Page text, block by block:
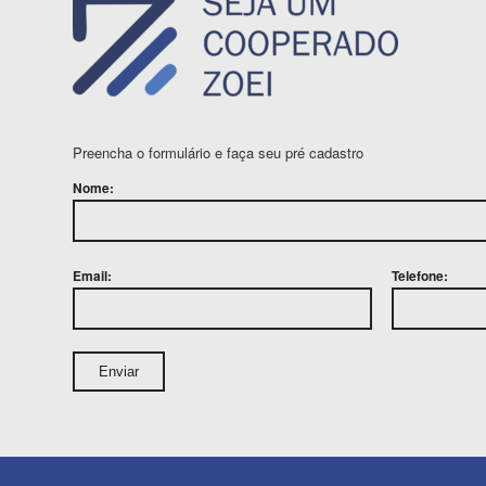
Preencha o formulário e faça seu pré cadastro
Nome:
Email: Telefone: